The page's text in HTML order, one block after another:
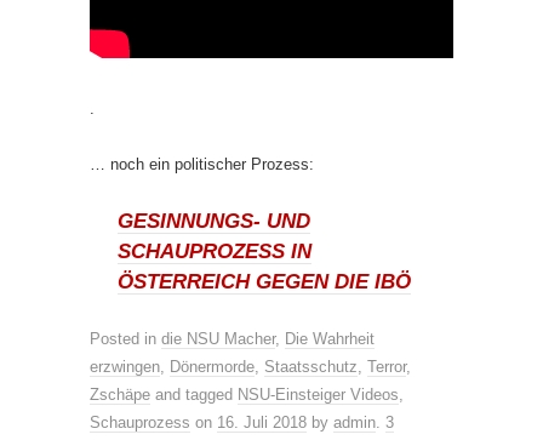
.
… noch ein politischer Prozess:
GESINNUNGS- UND
SCHAUPROZESS IN
ÖSTERREICH GEGEN DIE IBÖ
Posted in die NSU Macher, Die Wahrheit
erzwingen, Dönermorde, Staatsschutz, Terror,
Zschäpe and tagged NSU-Einsteiger Videos,
Schauprozess on 16. Juli 2018 by admin. 3